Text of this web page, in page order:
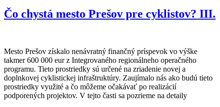
Čo chystá mesto Prešov pre cyklistov? III.
Mesto Prešov získalo nenávratný finančný príspevok vo výške
takmer 600 000 eur z Integrovaného regionálneho operačného
programu. Tieto prostriedky sú určené na zriadenie novej a
doplnkovej cyklistickej infraštruktúry. Zaujímalo nás ako budú tieto
prostriedky využité a čo môžeme očakávať po realizácií
podporených projektov. V tejto časti sa pozrieme na detaily